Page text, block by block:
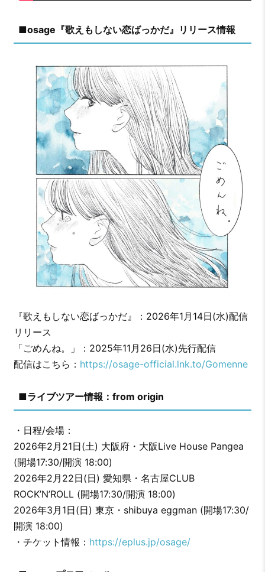
■osage『歌えもしない恋ばっかだ』リリース情報
『歌えもしない恋ばっかだ』：2026年1月14日(水)配信
リリース
「ごめんね。」：2025年11月26日(水)先行配信
配信はこちら： https://osage-official.lnk.to/Gomenne
■ライブツアー情報：from origin
・日程/会場：
2026年2月21日(土) 大阪府・大阪Live House Pangea
(開場17:30/開演 18:00)
2026年2月22日(日) 愛知県・名古屋CLUB
ROCK’N’ROLL (開場17:30/開演 18:00)
2026年3月1日(日) 東京・shibuya eggman (開場17:30/
開演 18:00)
・チケット情報： https://eplus.jp/osage/